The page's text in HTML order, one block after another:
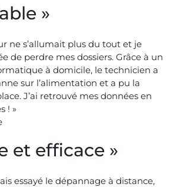
»
ne s’allumait plus du tout et je
de perdre mes dossiers. Grâce à un
à domicile, le technicien a
sur l’alimentation et a pu la
J’ai retrouvé mes données en
! »
et efficace »
essayé le dépannage à distance,